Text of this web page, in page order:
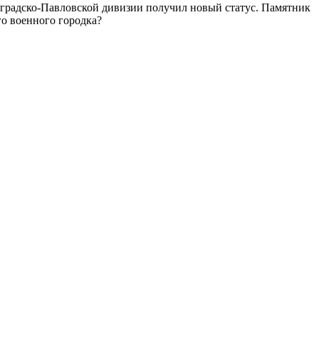
Павловской дивизии получил новый статус. Памятник
военного городка?